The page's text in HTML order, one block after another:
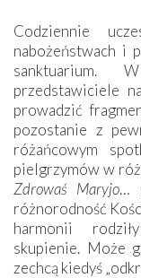
Codziennie
nabożeństwach i
sanktuarium.
przedstawiciele
prowadzić
pozostanie z
różańcowym
pielgrzymów w
Zdrowaś Maryjo…
różnorodność
harmonii
skupienie. Może
zechcą kiedyś